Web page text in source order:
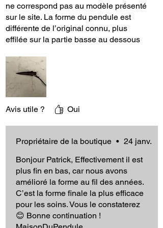
choisir le pendule avec la fleur de vie en
jaspe noir véritable en REDUCTION à 30€
au lieu de 40€ ! Fleur de vie en pierre de
8/9 cm de diamètre et de 0,6 cm
harmoniser et purifier les énergies et
élever les vibrations des pendules qui y
sont posés dessus.
Commandez dès Maintenant votre Pendule
ne correspond pas au modèle présenté
sur le site. La forme du pendule est
différente de l’original connu, plus
effilée sur la partie basse au dessous
nouvelle onde de forme n’altérera pas
les soins énergétiques.
Avis utile ? Oui
Propriétaire de la boutique • 24 janv.
Bonjour Patrick, Effectivement il est
plus fin en bas, car nous avons
amélioré la forme au fil des années.
C’est la forme finale la plus efficace
pour les soins. Vous le constaterez
😊 Bonne continuation !